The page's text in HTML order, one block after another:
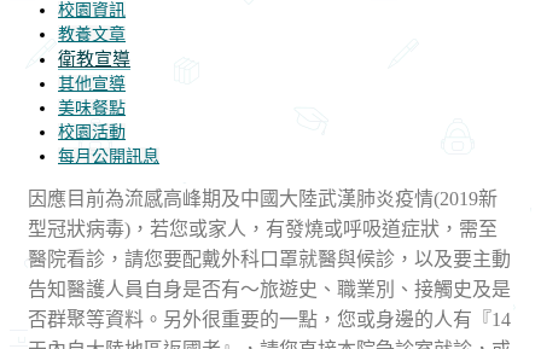
校園資訊
教養文章
衛教宣導
其他宣導
美味餐點
校園活動
每月公開訊息
因應目前為流感高峰期及中國大陸武漢肺炎疫情(2019新
型冠狀病毒)，若您或家人，有發燒或呼吸道症狀，需至
醫院看診，請您要配戴外科口罩就醫與候診，以及要主動
告知醫護人員自身是否有〜旅遊史、職業別、接觸史及是
否群聚等資料。另外很重要的一點，您或身邊的人有『14